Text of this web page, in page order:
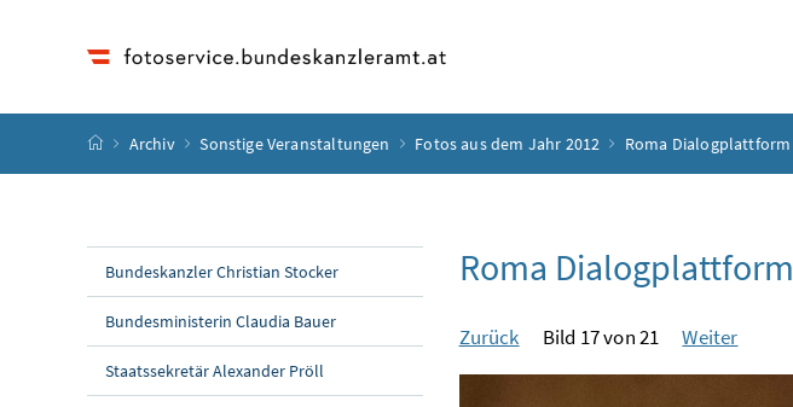
Startseite
Archiv Sonstige Veranstaltungen Fotos aus dem Jahr 2012 Roma Dialogplattform
Bundeskanzler Christian Stocker
Bundesministerin Claudia Bauer
Staatssekretär Alexander Pröll
Roma Dialogplattform
Zurück Bild 17 von 21 Weiter